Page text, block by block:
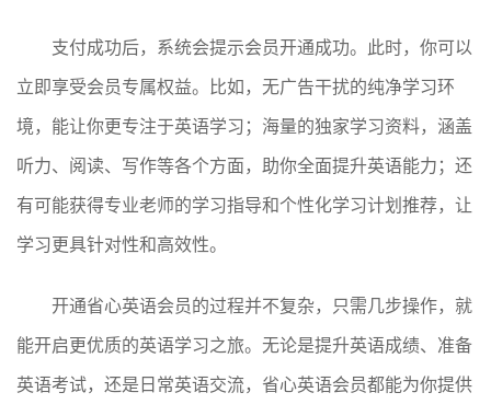
支付成功后，系统会提示会员开通成功。此时，你可以
立即享受会员专属权益。比如，无广告干扰的纯净学习环
境，能让你更专注于英语学习；海量的独家学习资料，涵盖
听力、阅读、写作等各个方面，助你全面提升英语能力；还
有可能获得专业老师的学习指导和个性化学习计划推荐，让
学习更具针对性和高效性。
开通省心英语会员的过程并不复杂，只需几步操作，就
能开启更优质的英语学习之旅。无论是提升英语成绩、准备
英语考试，还是日常英语交流，省心英语会员都能为你提供